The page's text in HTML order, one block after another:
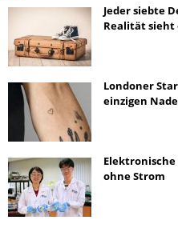
Jeder siebte
Realität sieht
Londoner
einzigen
ohne Strom